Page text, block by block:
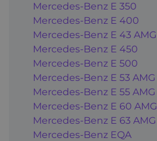
Mercedes-Benz E 350
Mercedes-Benz E 400
Mercedes-Benz E 43 AMG
Mercedes-Benz E 450
Mercedes-Benz E 500
Mercedes-Benz E 53 AMG
Mercedes-Benz E 55 AMG
Mercedes-Benz E 60 AMG
Mercedes-Benz E 63 AMG
Mercedes-Benz EQA